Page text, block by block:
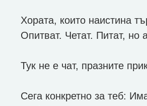
Хората, които наистина
Опитват. Четат. Питат,
Тук не е чат, празните
Сега конкретно за теб: